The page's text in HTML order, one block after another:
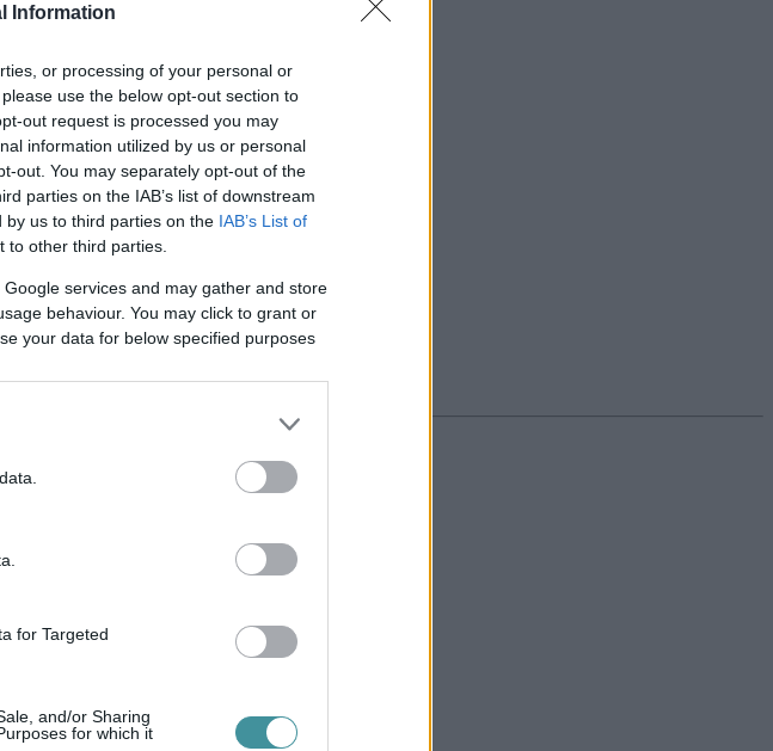
Information
or processing of your personal or
use the below opt-out section to
out request is processed you may
information utilized by us or personal
out. You may separately opt-out of the
parties on the IAB’s list of downstream
by us to third parties on the IAB’s List of
to other third parties.
services and may gather and store
behaviour. You may click to grant or
your data for below specified purposes
for Targeted
and/or Sharing
for which it